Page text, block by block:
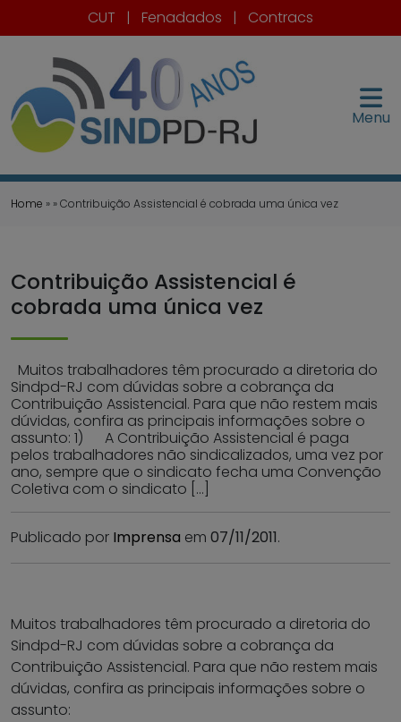
CUT | Fenadados | Contracs
Menu
Home » » Contribuição Assistencial é cobrada uma única vez
Contribuição Assistencial é
cobrada uma única vez
Muitos trabalhadores têm procurado a diretoria do
Sindpd-RJ com dúvidas sobre a cobrança da
Contribuição Assistencial. Para que não restem mais
dúvidas, confira as principais informações sobre o
assunto: 1) A Contribuição Assistencial é paga
pelos trabalhadores não sindicalizados, uma vez por
ano, sempre que o sindicato fecha uma Convenção
Coletiva com o sindicato […]
Publicado por Imprensa em 07/11/2011.
Muitos trabalhadores têm procurado a diretoria do
Sindpd-RJ com dúvidas sobre a cobrança da
Contribuição Assistencial. Para que não restem mais
dúvidas, confira as principais informações sobre o
assunto: